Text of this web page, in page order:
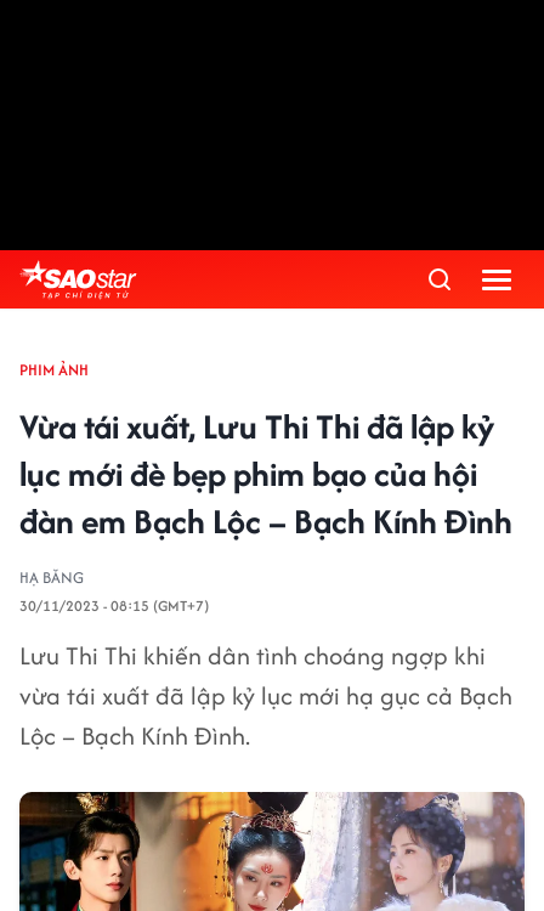
PHIM ẢNH
Vừa tái xuất, Lưu Thi Thi đã lập kỷ
lục mới đè bẹp phim bạo của hội
đàn em Bạch Lộc – Bạch Kính Đình
HẠ BĂNG
30/11/2023 - 08:15 (GMT+7)
Lưu Thi Thi khiến dân tình choáng ngợp khi
vừa tái xuất đã lập kỷ lục mới hạ gục cả Bạch
Lộc – Bạch Kính Đình.